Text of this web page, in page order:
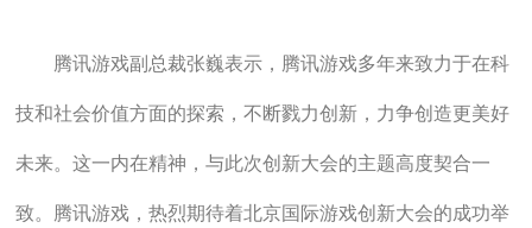
腾讯游戏副总裁张巍表示，腾讯游戏多年来致力于在科
技和社会价值方面的探索，不断戮力创新，力争创造更美好
未来。这一内在精神，与此次创新大会的主题高度契合一
致。腾讯游戏，热烈期待着北京国际游戏创新大会的成功举